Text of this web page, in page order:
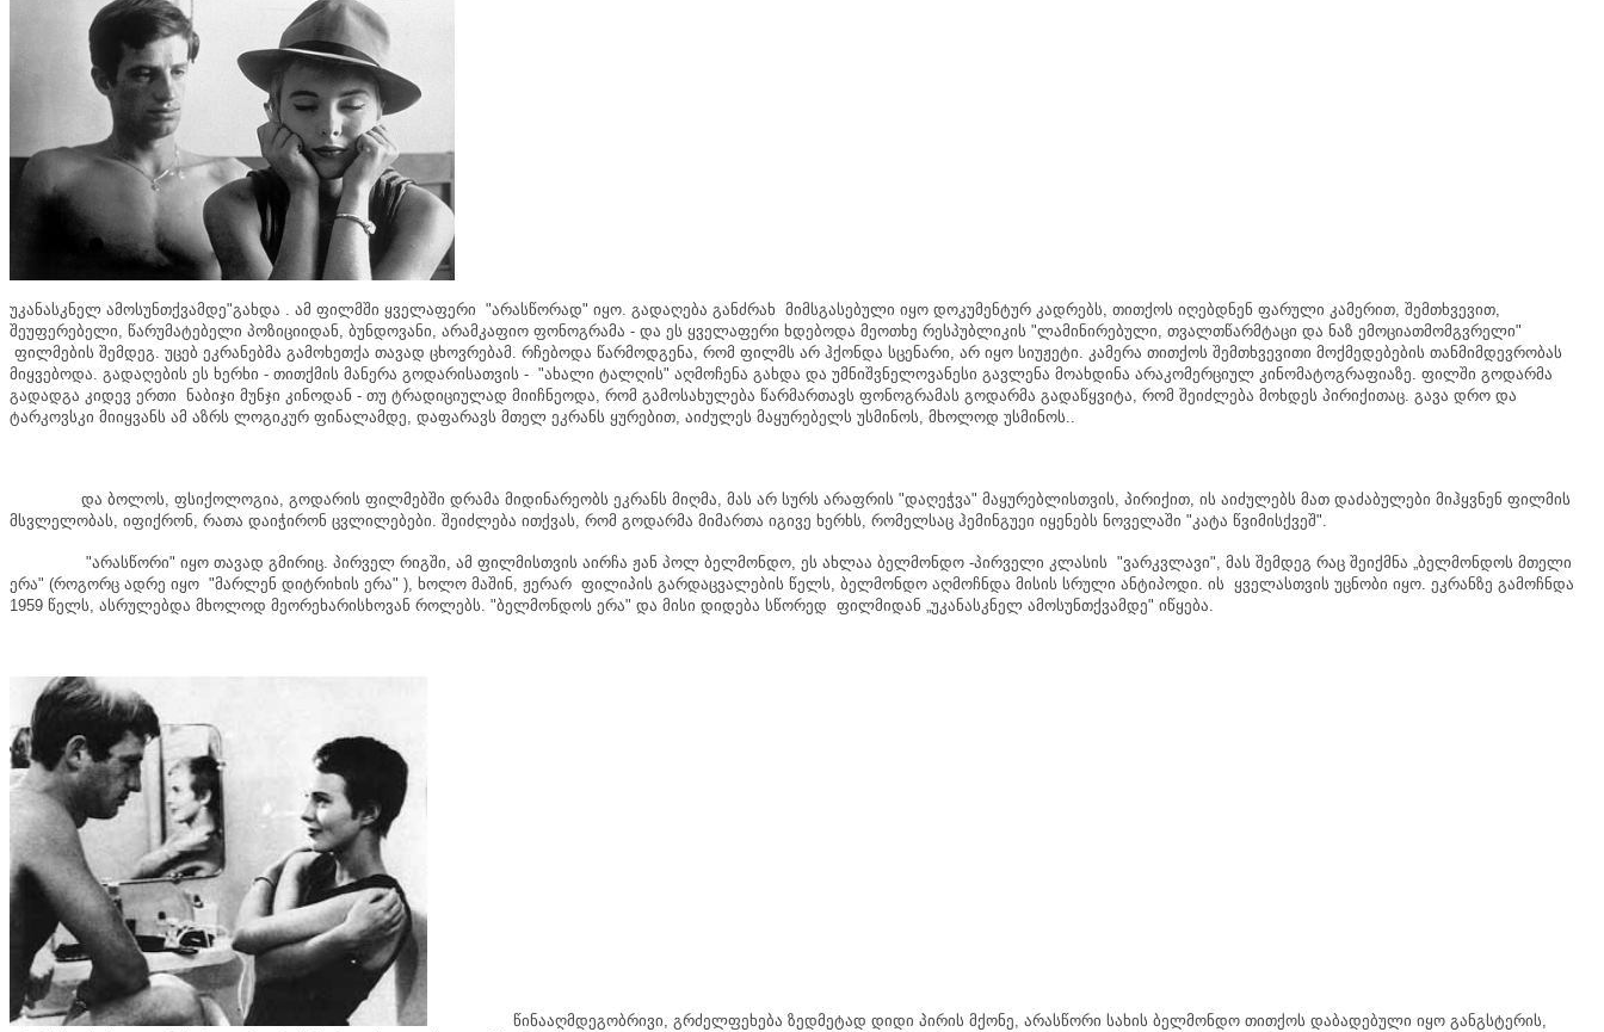
უკანასკნელ ამოსუნთქვამდე"გახდა . ამ ფილმში ყველაფერი "არასწორად" იყო. გადაღება განძრახ მიმსგასებული იყო დოკუმენტურ კადრებს, თითქოს იღებდნენ ფარული კამერით, შემთხვევით,
შეუფერებელი, წარუმატებელი პოზიციიდან, ბუნდოვანი, არამკაფიო ფონოგრამა - და ეს ყველაფერი ხდებოდა მეოთხე რესპუბლიკის "ლამინირებული, თვალთწარმტაცი და ნაზ ემოციათმომგვრელი"
ფილმების შემდეგ. უცებ ეკრანებმა გამოხეთქა თავად ცხოვრებამ. რჩებოდა წარმოდგენა, რომ ფილმს არ ჰქონდა სცენარი, არ იყო სიუჟეტი. კამერა თითქოს შემთხვევითი მოქმედებების თანმიმდევრობას
მიყვებოდა. გადაღების ეს ხერხი - თითქმის მანერა გოდარისათვის - "ახალი ტალღის" აღმოჩენა გახდა და უმნიშვნელოვანესი გავლენა მოახდინა არაკომერციულ კინომატოგრაფიაზე. ფილში გოდარმა
გადადგა კიდევ ერთი ნაბიჯი მუნჯი კინოდან - თუ ტრადიციულად მიიჩნეოდა, რომ გამოსახულება წარმართავს ფონოგრამას გოდარმა გადაწყვიტა, რომ შეიძლება მოხდეს პირიქითაც. გავა დრო და
ტარკოვსკი მიიყვანს ამ აზრს ლოგიკურ ფინალამდე, დაფარავს მთელ ეკრანს ყურებით, აიძულეს მაყურებელს უსმინოს, მხოლოდ უსმინოს..
და ბოლოს, ფსიქოლოგია, გოდარის ფილმებში დრამა მიდინარეობს ეკრანს მიღმა, მას არ სურს არაფრის "დაღეჭვა" მაყურებლისთვის, პირიქით, ის აიძულებს მათ დაძაბულები მიჰყვნენ ფილმის
მსვლელობას, იფიქრონ, რათა დაიჭირონ ცვლილებები. შეიძლება ითქვას, რომ გოდარმა მიმართა იგივე ხერხს, რომელსაც ჰემინგუეი იყენებს ნოველაში "კატა წვიმისქვეშ".
"არასწორი" იყო თავად გმირიც. პირველ რიგში, ამ ფილმისთვის აირჩა ჟან პოლ ბელმონდო, ეს ახლაა ბელმონდო -პირველი კლასის "ვარკვლავი", მას შემდეგ რაც შეიქმნა „ბელმონდოს მთელი
ერა" (როგორც ადრე იყო "მარლენ დიტრიხის ერა" ), ხოლო მაშინ, ჟერარ ფილიპის გარდაცვალების წელს, ბელმონდო აღმოჩნდა მისის სრული ანტიპოდი. ის ყველასთვის უცნობი იყო. ეკრანზე გამოჩნდა
1959 წელს, ასრულებდა მხოლოდ მეორეხარისხოვან როლებს. "ბელმონდოს ერა" და მისი დიდება სწორედ ფილმიდან „უკანასკნელ ამოსუნთქვამდე" იწყება.
წინააღმდეგობრივი, გრძელფეხება ზედმეტად დიდი პირის მქონე, არასწორი სახის ბელმონდო თითქოს დაბადებული იყო განგსტერის,